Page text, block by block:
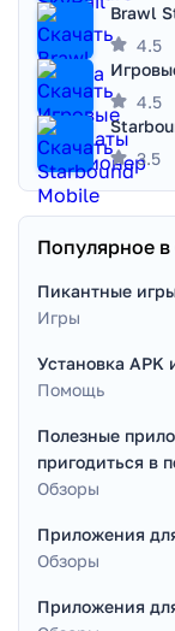
Brawl
4.5
4.5
3.5
Популярное в
Пикантные
Игры
Установка
Помощь
Полезные
пригодиться в
Обзоры
Приложения
Обзоры
Приложения